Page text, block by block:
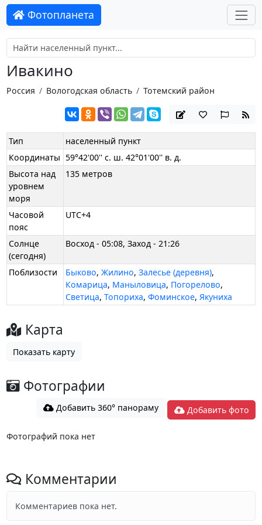
Фотопланета
Ивакино
Россия Вологодская область Тотемский район
Тип
населенный пункт
Координаты 59°42'00'' с. ш. 42°01'00'' в. д.
Высота над
уровнем
моря
135 метров
Часовой
пояс
UTC+4
Солнце
(сегодня)
Восход - 05:08, Заход - 21:26
Поблизости Быково,Жилино,Залесье (деревня),
Комарица, Маныловица, Погорелово,
Светица,Топориха,Фоминское,Якуниха
Карта
Показать карту
Фотографии
Добавить 360° панораму Добавить фото
Фотографий пока нет
Комментарии
Комментариев пока нет.